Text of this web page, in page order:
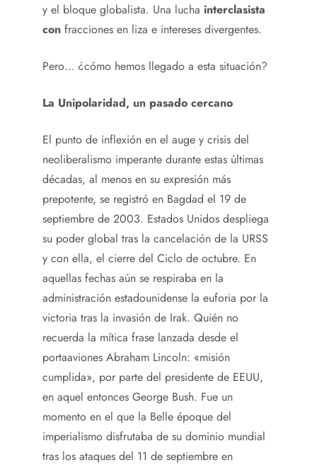
y el bloque globalista. Una lucha interclasista
con fracciones en liza e intereses divergentes.
Pero… ¿cómo hemos llegado a esta situación?
La Unipolaridad, un pasado cercano
El punto de inflexión en el auge y crisis del
neoliberalismo imperante durante estas últimas
décadas, al menos en su expresión más
prepotente, se registró en Bagdad el 19 de
septiembre de 2003. Estados Unidos despliega
su poder global tras la cancelación de la URSS
y con ella, el cierre del Ciclo de octubre. En
aquellas fechas aún se respiraba en la
administración estadounidense la euforia por la
victoria tras la invasión de Irak. Quién no
recuerda la mítica frase lanzada desde el
portaaviones Abraham Lincoln: «misión
cumplida», por parte del presidente de EEUU,
en aquel entonces George Bush. Fue un
momento en el que la Belle époque del
imperialismo disfrutaba de su dominio mundial
tras los ataques del 11 de septiembre en